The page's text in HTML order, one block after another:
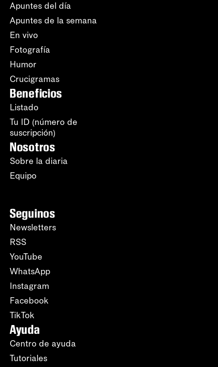
Apuntes del día
Apuntes de la semana
En vivo
Fotografía
Humor
Crucigramas
Beneficios
Listado
Tu ID (número de
suscripción)
Nosotros
Sobre la diaria
Equipo
Seguinos
Newsletters
RSS
YouTube
WhatsApp
Instagram
Facebook
TikTok
Ayuda
Centro de ayuda
Tutoriales